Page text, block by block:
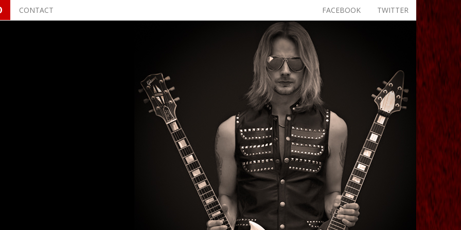
CONTACT TWITTER
FACEBOOK